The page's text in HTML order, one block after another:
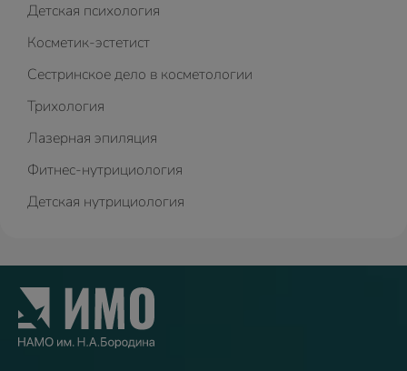
Детская психология
Косметик-эстетист
Сестринское дело в косметологии
Трихология
Лазерная эпиляция
Фитнес-нутрициология
Детская нутрициология